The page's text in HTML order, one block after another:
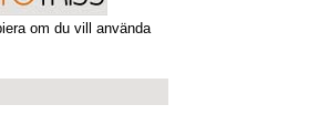
om du vill använda